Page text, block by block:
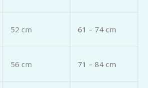
52 cm 61 – 74 cm
56 cm 71 – 84 cm